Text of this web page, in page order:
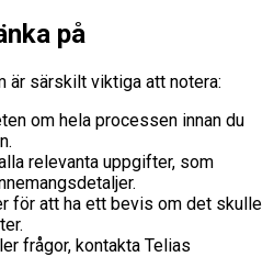
på
är särskilt viktiga att notera:
om hela processen innan du
relevanta uppgifter, som
för att ha ett bevis om det skulle
frågor, kontakta Telias